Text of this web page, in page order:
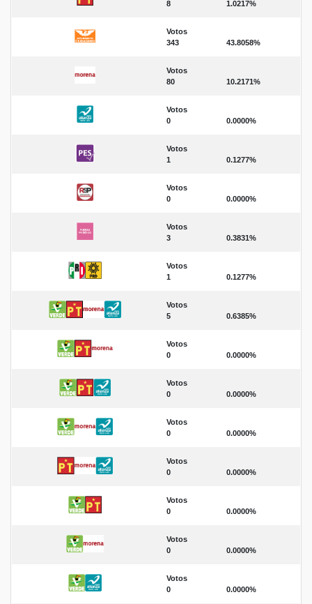
8
1.0217%
Votos
343
43.8058%
Votos
80
10.2171%
Votos
0
0.0000%
Votos
1
0.1277%
Votos
0
0.0000%
Votos
3
0.3831%
Votos
1
0.1277%
Votos
5
0.6385%
Votos
0
0.0000%
Votos
0
0.0000%
Votos
0
0.0000%
Votos
0
0.0000%
Votos
0
0.0000%
Votos
0
0.0000%
Votos
0
0.0000%